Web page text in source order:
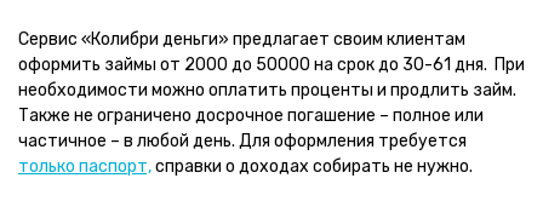
Сервис «Колибри деньги» предлагает своим клиентам
оформить займы от 2000 до 50000 на срок до 30-61 дня. При
необходимости можно оплатить проценты и продлить займ.
Также не ограничено досрочное погашение – полное или
частичное – в любой день. Для оформления требуется
только паспорт,справки о доходах собирать не нужно.